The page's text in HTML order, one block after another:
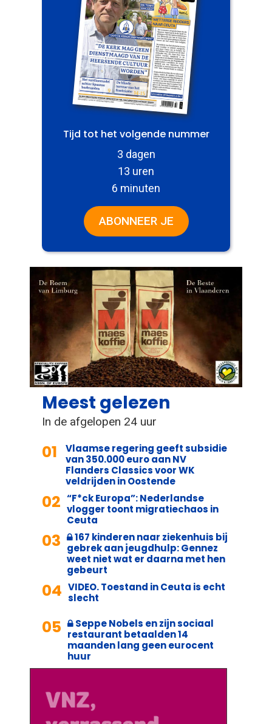
Tijd tot het volgende nummer
3 dagen
13 uren
6 minuten
ABONNEER JE
Meest gelezen
In de afgelopen 24 uur
01
Vlaamse regering geeft subsidie
van 350.000 euro aan NV
Flanders Classics voor WK
veldrijden in Oostende
02 “F*ck Europa”: Nederlandse
vlogger toont migratiechaos in
Ceuta
03
167 kinderen naar ziekenhuis bij
gebrek aan jeugdhulp: Gennez
weet niet wat er daarna met hen
gebeurt
04 VIDEO. Toestand in Ceuta is echt
slecht
05
Seppe Nobels en zijn sociaal
restaurant betaalden 14
maanden lang geen eurocent
huur